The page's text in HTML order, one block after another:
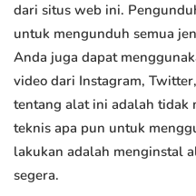
dari situs web ini.
untuk mengunduh semua
Anda juga dapat
video dari Instagram,
tentang alat ini adalah tidak
teknis apa pun untuk
lakukan adalah menginstal
segera.